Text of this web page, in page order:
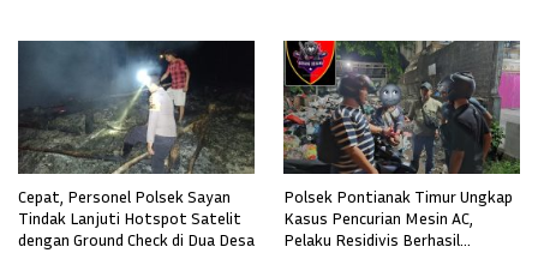
Cepat, Personel Polsek Sayan
Tindak Lanjuti Hotspot Satelit
dengan Ground Check di Dua Desa
Polsek Pontianak Timur Ungkap
Kasus Pencurian Mesin AC,
Pelaku Residivis Berhasil